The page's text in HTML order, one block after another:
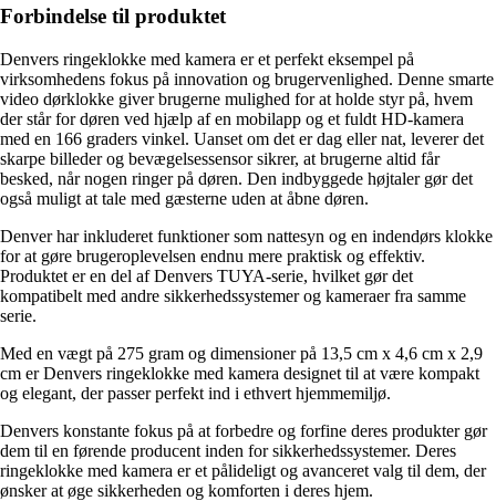
Forbindelse til produktet
Denvers ringeklokke med kamera er et perfekt eksempel på
virksomhedens fokus på innovation og brugervenlighed. Denne smarte
video dørklokke giver brugerne mulighed for at holde styr på, hvem
der står for døren ved hjælp af en mobilapp og et fuldt HD-kamera
med en 166 graders vinkel. Uanset om det er dag eller nat, leverer det
skarpe billeder og bevægelsessensor sikrer, at brugerne altid får
besked, når nogen ringer på døren. Den indbyggede højtaler gør det
også muligt at tale med gæsterne uden at åbne døren.
Denver har inkluderet funktioner som nattesyn og en indendørs klokke
for at gøre brugeroplevelsen endnu mere praktisk og effektiv.
Produktet er en del af Denvers TUYA-serie, hvilket gør det
kompatibelt med andre sikkerhedssystemer og kameraer fra samme
serie.
Med en vægt på 275 gram og dimensioner på 13,5 cm x 4,6 cm x 2,9
cm er Denvers ringeklokke med kamera designet til at være kompakt
og elegant, der passer perfekt ind i ethvert hjemmemiljø.
Denvers konstante fokus på at forbedre og forfine deres produkter gør
dem til en førende producent inden for sikkerhedssystemer. Deres
ringeklokke med kamera er et pålideligt og avanceret valg til dem, der
ønsker at øge sikkerheden og komforten i deres hjem.